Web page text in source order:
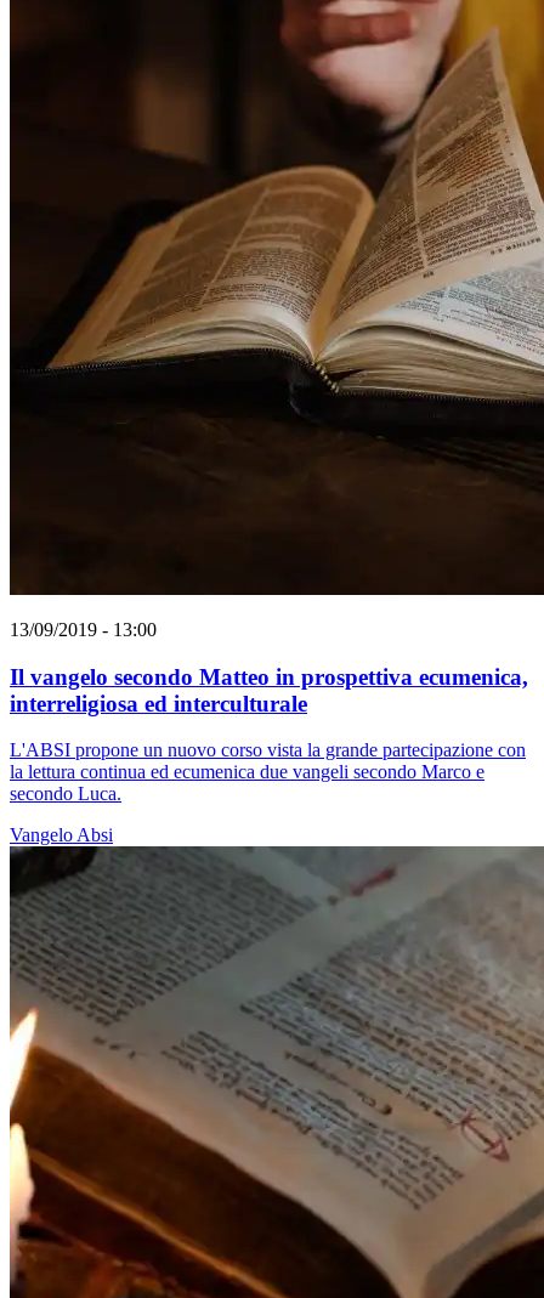
13/09/2019 - 13:00
Il vangelo secondo Matteo in prospettiva ecumenica,
interreligiosa ed interculturale
L'ABSI propone un nuovo corso vista la grande partecipazione con
la lettura continua ed ecumenica due vangeli secondo Marco e
secondo Luca.
VangeloAbsi